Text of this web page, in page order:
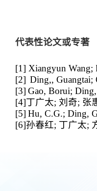
代表性论文或专著
[1] Xiangyun Wang;
[2] Ding,, Guangtai;
[3] Gao, Borui;
[4]丁广太; 刘奇; 张
[5] Hu, C.G.; Ding,
[6]孙春红; 丁广太;